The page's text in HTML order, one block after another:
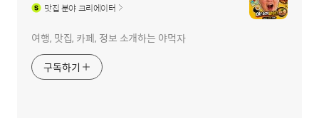
맛집분야 크리에이터
여행, 맛집, 카페, 정보 소개하는 야먹자
구독하기